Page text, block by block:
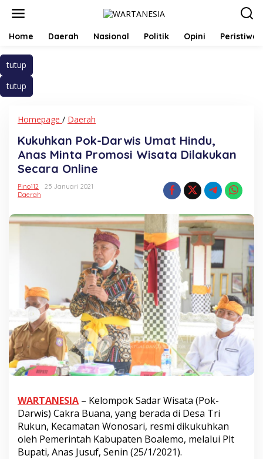
Home Daerah Nasional Politik Opini Peristiwa
tutup
tutup
Homepage / Daerah
Darwis
Umat
Hindu,
Anas
Dilakukan
Secara
Online
Kukuhkan Pok-Darwis Umat Hindu,
Anas Minta Promosi Wisata Dilakukan
Secara Online
Pino112
25 Januari 2021
Daerah
WARTANESIA – Kelompok Sadar Wisata (Pok-
Darwis) Cakra Buana, yang berada di Desa Tri
Rukun, Kecamatan Wonosari, resmi dikukuhkan
oleh Pemerintah Kabupaten Boalemo, melalui Plt
Bupati, Anas Jusuf, Senin (25/1/2021).